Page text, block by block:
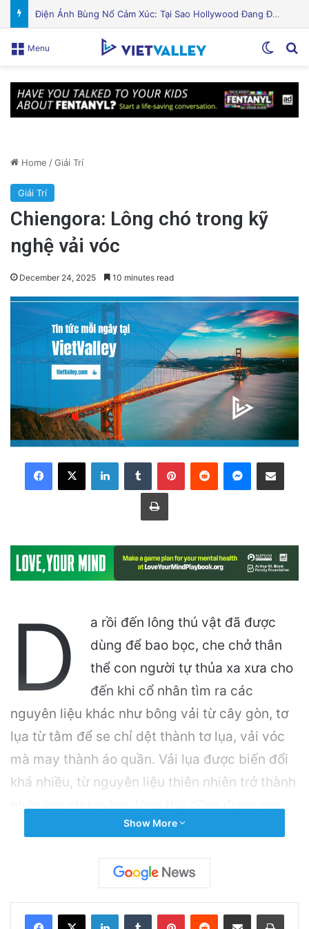
Puerto Rico Bắt Đầu Cắt Giảm Nước Giữa Cuộc Khủng Hoảng Hạn Hán: “Thật Khắc Nghiệt”
Menu
Home /Giải Trí
Giải Trí
Chiengora: Lông chó trong kỹ
nghệ vải vóc
December 24, 2025 10 minutes read
LinkedInTumblr PinterestReddit Messenger
Share via Email
Print
D
a rồi đến lông thú vật đã được
dùng để bao bọc, che chở thân
thể con người tự thủa xa xưa cho
đến khi cổ nhân tìm ra các
nguyên liệu khác như bông vải từ cây gòn, tơ
lụa từ tằm để se chỉ dệt thành tơ lụa, vải vóc
mà may thành áo quần. Vải lụa được biến đổi
khá nhiều, từ nguyên liệu thiên nhiên trở thành
nhân tạo như nylon, lông thú cũng được con
người pha chế để tiết giảm phí tổn sản xuất.
Lông [và da] thú thiên nhiên dùng may áo
hội yêu thú vật chống báng dữ dội] nhưng vẫn
Show More
LinkedInTumblr PinterestReddit Share via Email Print